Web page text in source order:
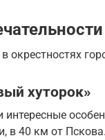
окрестностях
хуторок»
интересные
в 40 км от